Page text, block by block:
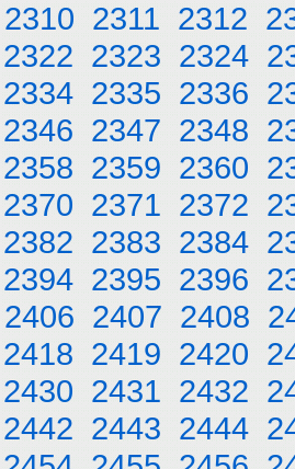
2310 2311 2312
2322 2323 2324
2334 2335 2336
2346 2347 2348
2358 2359 2360
2370 2371 2372
2382 2383 2384
2394 2395 2396
2406 2407 2408
2418 2419 2420
2430 2431 2432
2442 2443 2444